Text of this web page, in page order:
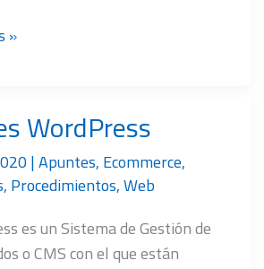
»
WordPress
|Apuntes, Ecommerce,
, Procedimientos,Web
es un Sistema de Gestión de
o CMS con el que están